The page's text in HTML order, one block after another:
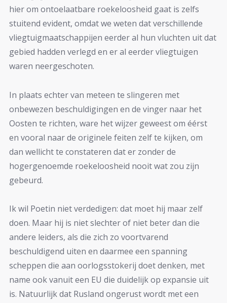
hier om ontoelaatbare roekeloosheid gaat is zelfs
stuitend evident, omdat we weten dat verschillende
vliegtuigmaatschappijen eerder al hun vluchten uit dat
gebied hadden verlegd en er al eerder vliegtuigen
waren neergeschoten.
In plaats echter van meteen te slingeren met
onbewezen beschuldigingen en de vinger naar het
Oosten te richten, ware het wijzer geweest om éérst
en vooral naar de originele feiten zelf te kijken, om
dan wellicht te constateren dat er zonder de
hogergenoemde roekeloosheid nooit wat zou zijn
gebeurd.
Ik wil Poetin niet verdedigen: dat moet hij maar zelf
doen. Maar hij is niet slechter of niet beter dan die
andere leiders, als die zich zo voortvarend
beschuldigend uiten en daarmee een spanning
scheppen die aan oorlogsstokerij doet denken, met
name ook vanuit een EU die duidelijk op expansie uit
is. Natuurlijk dat Rusland ongerust wordt met een